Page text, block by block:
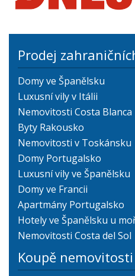
Prodej
Domy ve Španělsku
Luxusní vily v Itálii
Nemovitosti Costa Blanca
Byty Rakousko
Nemovitosti v Toskánsku
Domy Portugalsko
Luxusní vily ve Španělsku
Domy ve Francii
Apartmány Portugalsko
Hotely ve Španělsku u
Nemovitosti Costa del Sol
Koupě